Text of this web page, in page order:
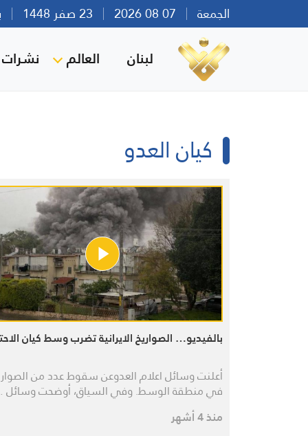
الجمعة
لبنان العالم نشرات
كيان العدو
بالفيديو… الصواريخ الايرانية تضرب وسط كيان
أعلنت وسائل اعلام العدوعن سقوط عدد من
في منطقة الوسط. وفي السياق، أوضحت
منذ 4 أشهر